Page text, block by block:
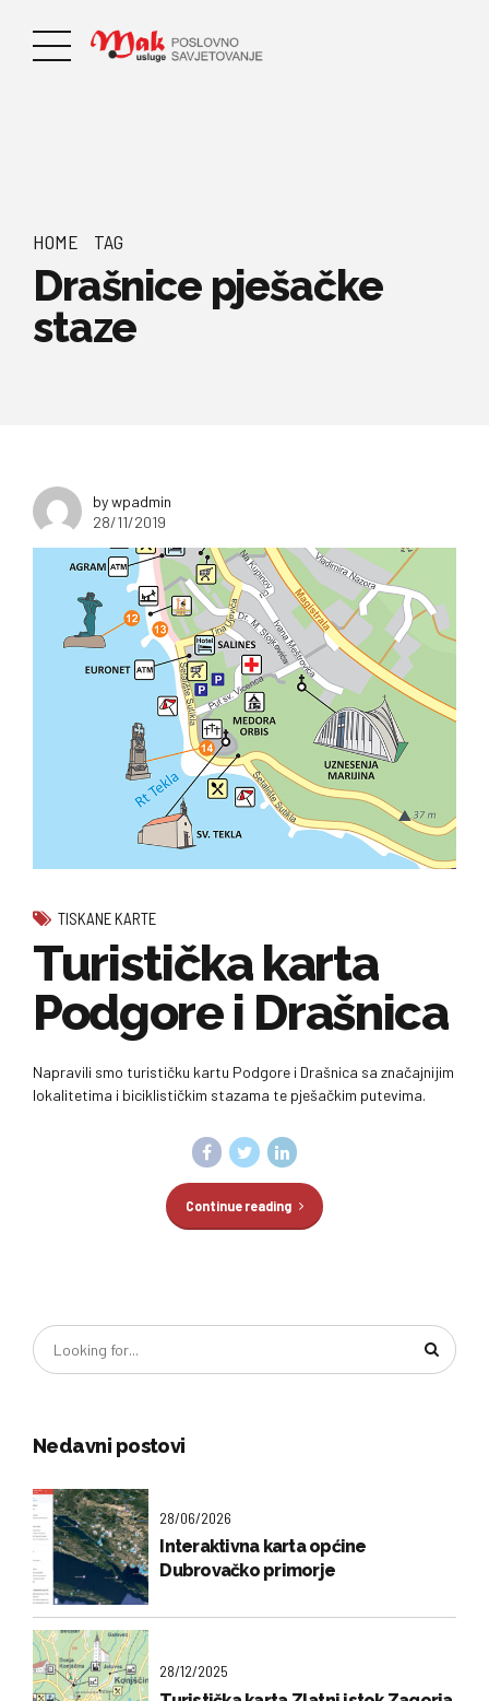
HOME TAG
Drašnice pješačke
staze
by wpadmin
28/11/2019
TISKANE KARTE
Turistička karta
Podgore i Drašnica
Napravili smo turističku kartu Podgore i Drašnica sa značajnijim
lokalitetima i biciklističkim stazama te pješačkim putevima.
Continue reading
Nedavni postovi
28/06/2026
Interaktivna karta općine
Dubrovačko primorje
28/12/2025